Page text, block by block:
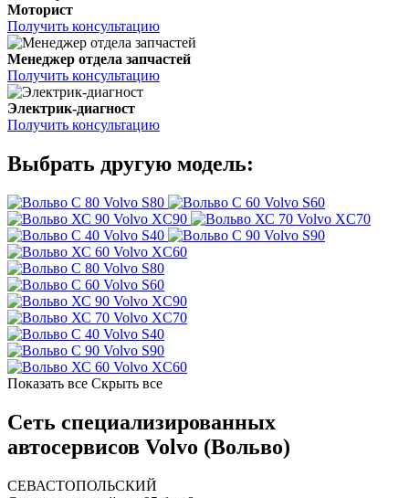
Моторист
Получить консультацию
Менеджер отдела запчастей
Получить консультацию
Электрик-диагност
Получить консультацию
Выбрать другую модель:
Volvo S80
Volvo S60
Volvo XC90
Volvo XC70
Volvo S40
Volvo S90
Volvo XC60
Volvo S80
Volvo S60
Volvo XC90
Volvo XC70
Volvo S40
Volvo S90
Volvo XC60
Показать все Скрыть все
Сеть специализированных
автосервисов Volvo (Вольво)
СЕВАСТОПОЛЬСКИЙ